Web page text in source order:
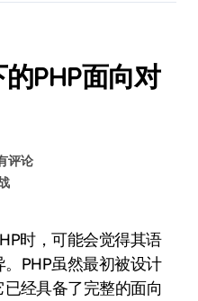
PHP面向对
评论
PHP虽然最初被设计
经具备了完整的面向